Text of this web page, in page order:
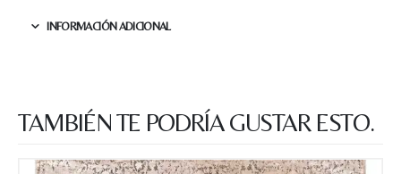
INFORMACIÓN ADICIONAL
TAMBIÉN TE PODRÍA GUSTAR ESTO.